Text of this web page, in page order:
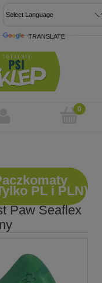
TRANSLATE
PL i PLN)
Paw Seaflex